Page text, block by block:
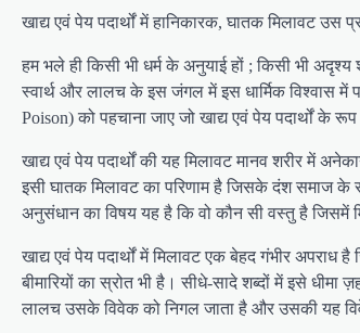
खाद्य एवं पेय पदार्थों में हानिकारक, घातक मिलावट
हम भले ही किसी भी धर्म के अनुयाई हों ; किसी भी
स्वार्थ और लालच के इस जंगल में इस धार्मिक विश्वास में
Poison) को पहचाना जाए जो खाद्य एवं पेय पदार्थों के
खाद्य एवं पेय पदार्थों की यह मिलावट मानव शरीर में
इसी घातक मिलावट का परिणाम है जिसके दंश समाज के
अनुसंधान का विषय यह है कि वो कौन सी वस्तु है जिसमें
खाद्य एवं पेय पदार्थों में मिलावट एक बेहद गंभीर
बीमारियों का स्रोत भी है। सीधे-सादे शब्दों में इसे
लालच उसके विवेक को निगल जाता है और उसकी यह